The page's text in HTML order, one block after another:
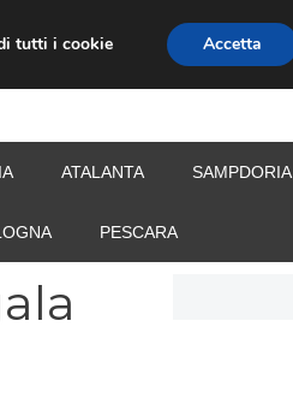
CALCIOMERCATO
ATALANTA SAMPDORIA
PESCARA
tutti i cookie
Accetta